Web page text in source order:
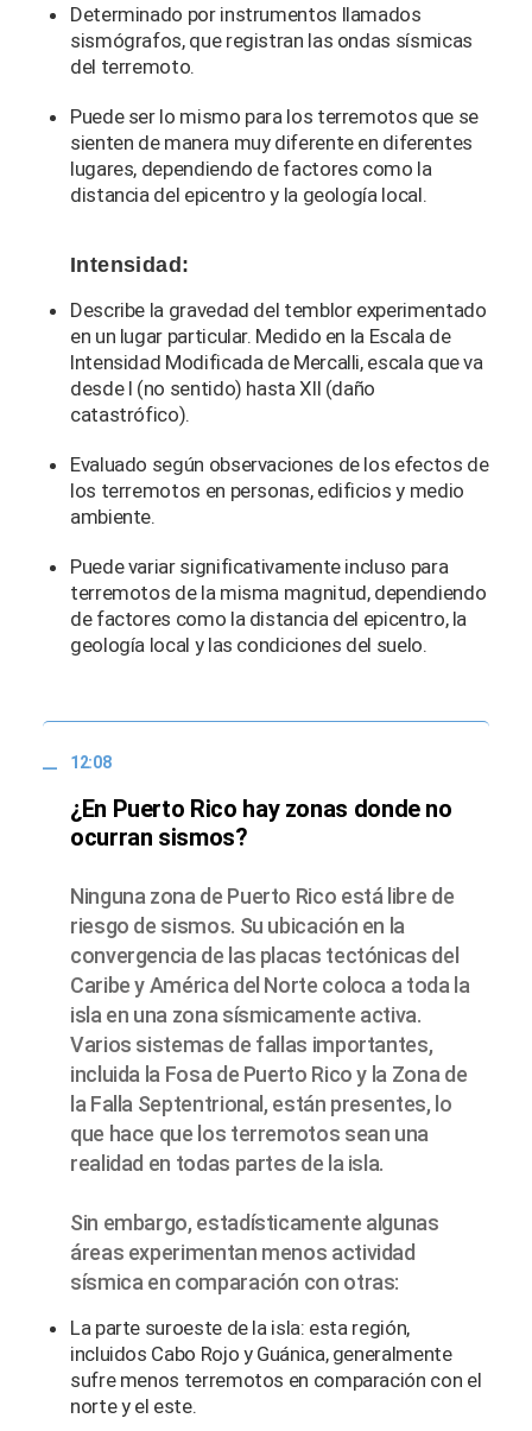
Determinado por instrumentos llamados
sismógrafos, que registran las ondas sísmicas
del terremoto.
Puede ser lo mismo para los terremotos que se
sienten de manera muy diferente en diferentes
lugares, dependiendo de factores como la
distancia del epicentro y la geología local.
Intensidad:
Describe la gravedad del temblor experimentado
en un lugar particular. Medido en la Escala de
Intensidad Modificada de Mercalli, escala que va
desde I (no sentido) hasta XII (daño
catastrófico).
Evaluado según observaciones de los efectos de
los terremotos en personas, edificios y medio
ambiente.
Puede variar significativamente incluso para
terremotos de la misma magnitud, dependiendo
de factores como la distancia del epicentro, la
geología local y las condiciones del suelo.
12:08
¿En Puerto Rico hay zonas donde no
ocurran sismos?
Ninguna zona de Puerto Rico está libre de
riesgo de sismos. Su ubicación en la
convergencia de las placas tectónicas del
Caribe y América del Norte coloca a toda la
isla en una zona sísmicamente activa.
Varios sistemas de fallas importantes,
incluida la Fosa de Puerto Rico y la Zona de
la Falla Septentrional, están presentes, lo
que hace que los terremotos sean una
realidad en todas partes de la isla.
Sin embargo, estadísticamente algunas
áreas experimentan menos actividad
sísmica en comparación con otras:
La parte suroeste de la isla: esta región,
incluidos Cabo Rojo y Guánica, generalmente
sufre menos terremotos en comparación con el
norte y el este.